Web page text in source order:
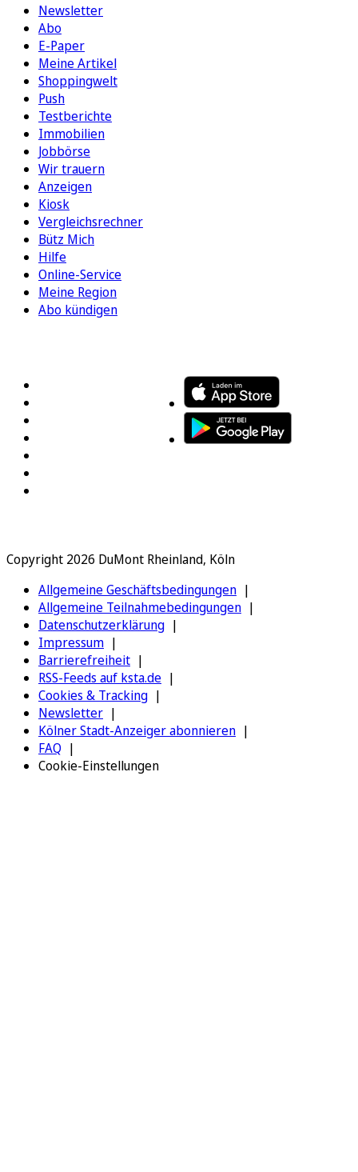
Newsletter
Abo
E-Paper
Meine Artikel
Shoppingwelt
Push
Testberichte
Immobilien
Jobbörse
Wir trauern
Anzeigen
Kiosk
Vergleichsrechner
Bütz Mich
Hilfe
Online-Service
Meine Region
Abo kündigen
Copyright 2026 DuMont Rheinland, Köln
Allgemeine Geschäftsbedingungen
Allgemeine Teilnahmebedingungen
Datenschutzerklärung
Impressum
Barrierefreiheit
RSS-Feeds auf ksta.de
Cookies & Tracking
Newsletter
Kölner Stadt-Anzeiger abonnieren
FAQ
Cookie-Einstellungen